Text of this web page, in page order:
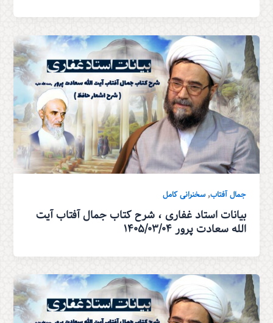
جمال آفتاب,سخنرانی کامل
بیانات استاد غفاری ، شرح کتاب جمال آفتاب آیت
الله سعادت پرور ۱۴۰۵/۰۳/۰۴